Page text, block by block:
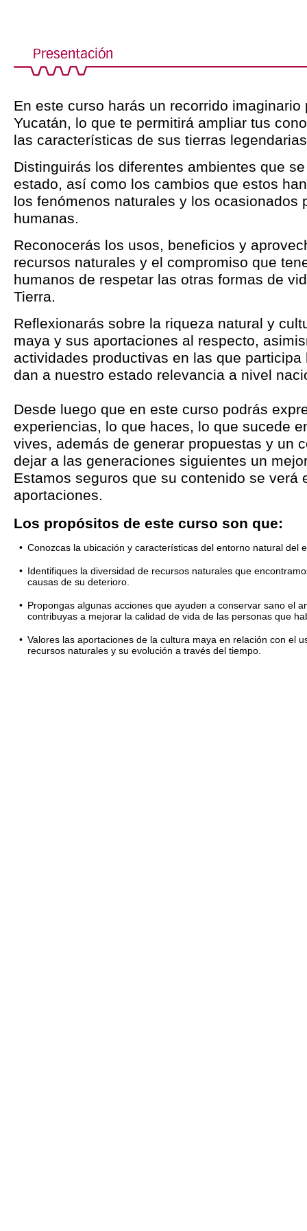
En este curso harás un recorrido imaginario
Yucatán, lo que te permitirá ampliar tus
las características de sus tierras
Distinguirás los diferentes ambientes que
estado, así como los cambios que estos
los fenómenos naturales y los ocasionados
humanas.
Reconocerás los usos, beneficios y
recursos naturales y el compromiso que
humanos de respetar las otras formas de
Tierra.
Reﬂexionarás sobre la riqueza natural y
maya y sus aportaciones al respecto,
actividades productivas en las que
dan a nuestro estado relevancia a nivel
Desde luego que en este curso podrás
experiencias, lo que haces, lo que sucede
vives, además de generar propuestas y un
dejar a las generaciones siguientes un
Estamos seguros que su contenido se verá
aportaciones.
Los propósitos de este curso son que:
• Conozcas la ubicación y características del entorno natural del
• Identifiques la diversidad de recursos naturales que
causas de su deterioro.
• Propongas algunas acciones que ayuden a conservar sano el
contribuyas a mejorar la calidad de vida de las personas que
• Valores las aportaciones de la cultura maya en relación con el
recursos naturales y su evolución a través del tiempo.